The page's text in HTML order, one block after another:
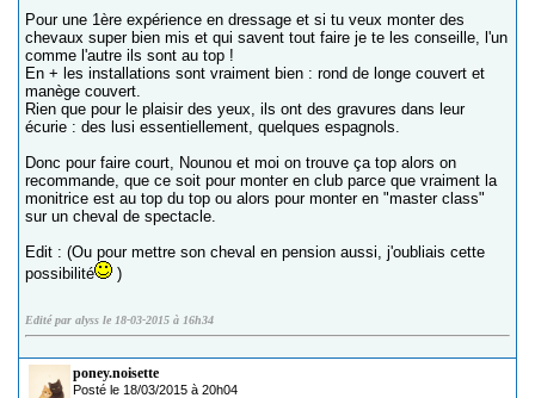
Pour une 1ère expérience en dressage et si tu veux monter des
chevaux super bien mis et qui savent tout faire je te les conseille, l'un
comme l'autre ils sont au top !
En + les installations sont vraiment bien : rond de longe couvert et
manège couvert.
Rien que pour le plaisir des yeux, ils ont des gravures dans leur
écurie : des lusi essentiellement, quelques espagnols.
Donc pour faire court, Nounou et moi on trouve ça top alors on
recommande, que ce soit pour monter en club parce que vraiment la
monitrice est au top du top ou alors pour monter en "master class"
sur un cheval de spectacle.
Edit : (Ou pour mettre son cheval en pension aussi, j'oubliais cette
possibilité
)
Edité par alyss le 18-03-2015 à 16h34
poney.noisette
Posté le 18/03/2015 à 20h04